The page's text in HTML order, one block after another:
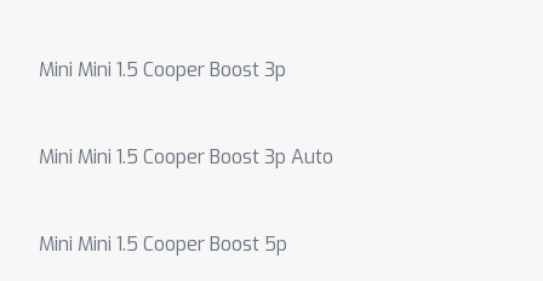
Mini Mini 1.5 Cooper Boost 3p
Mini Mini 1.5 Cooper Boost 3p Auto
Mini Mini 1.5 Cooper Boost 5p